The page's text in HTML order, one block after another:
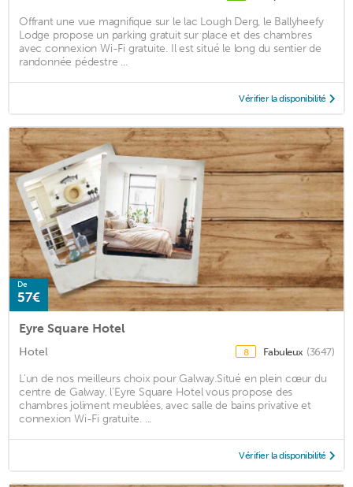
Offrant une vue magnifique sur le lac Lough Derg, le Ballyheefy
Lodge propose un parking gratuit sur place et des chambres
avec connexion Wi-Fi gratuite. Il est situé le long du sentier de
randonnée pédestre ...
Vérifier la disponibilité
De
57€
Eyre Square Hotel
Hotel 8 Fabuleux (3647)
L'un de nos meilleurs choix pour Galway.Situé en plein cœur du
centre de Galway, l'Eyre Square Hotel vous propose des
chambres joliment meublées, avec salle de bains privative et
connexion Wi-Fi gratuite. ...
Vérifier la disponibilité